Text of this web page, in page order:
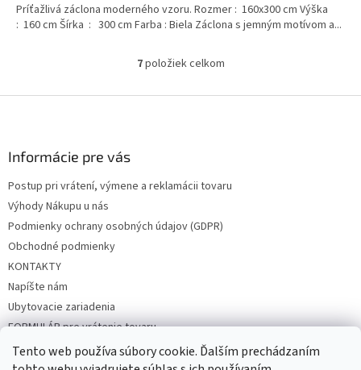
Tento web používa súbory cookie. Ďalším prechádzaním
Príťažlivá záclona moderného vzoru. Rozmer : 160x300 cm Výška
: 160 cm Šírka : 300 cm Farba : Biela Záclona s jemným motívom a...
O
l
e
r
p
i
s
u
7položiek celkom
Informácie pre vás
Postup pri vrátení, výmene a reklamácii tovaru
Výhody Nákupu u nás
Podmienky ochrany osobných údajov (GDPR)
Obchodné podmienky
KONTAKTY
Napíšte nám
Ubytovacie zariadenia
FORMULÁR pre vrátenie tovaru